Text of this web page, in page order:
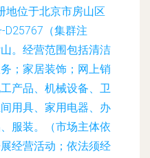
地位于北京市房山区
D25767（集群注
。经营范围包括清洁
；家居装饰；网上销
产品、机械设备、卫
用具、家用电器、办
服装。（市场主体依
经营活动；依法须经